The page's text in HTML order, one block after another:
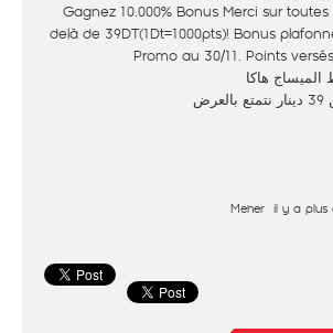
Gagnez 10.000% Bonus Merci sur
delà de 39DT(1Dt=1000pts)! Bonus
Promo au 30/11. Points
الميساج هاكا
Meher il y a plus